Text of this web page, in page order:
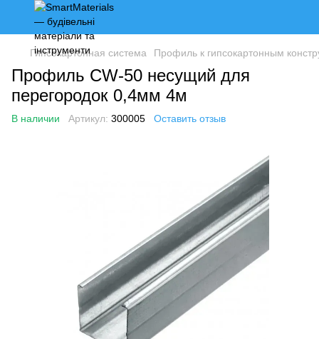
Гипсокартонная система Профиль к гипсокартонным
Профиль CW-50 несущий для
перегородок 0,4мм 4м
В наличии Артикул: 300005 Оставить отзыв